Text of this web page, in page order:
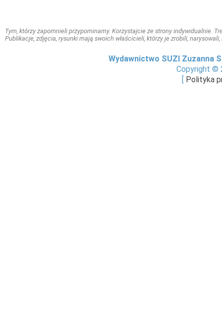
Tym, którzy zapomnieli przypominamy. Korzystajcie ze strony indywidualnie.
Publikacje, zdjęcia, rysunki mają swoich właścicieli, którzy je zrobili,
Wydawnictwo SUZI Zuzanna
Copyright ©
Polityka